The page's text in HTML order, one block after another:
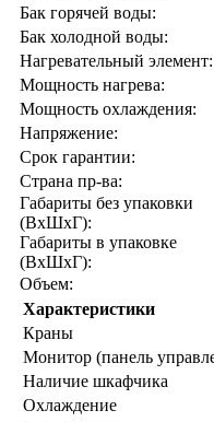
Бак горячей воды:
Бак холодной воды:
Нагревательный элемент:
Мощность нагрева:
Мощность охлаждения:
Напряжение:
Срок гарантии:
Страна пр-ва:
Габариты без упаковки
(ВxШxГ):
Габариты в упаковке
(ВxШxГ):
Объем:
Характеристики
Краны
Монитор (панель
Наличие шкафчика
Охлаждение